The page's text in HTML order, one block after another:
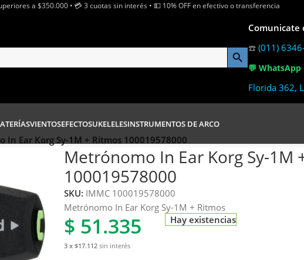
a $350.000 • 💳 3 cuotas sin interés • 💵 10% OFF en efectivo o transferencia
Comunicate
☎️ (011)
💬 WhatsApp
Florida 362,
VIENTOSEFECTOSUKELELESINSTRUMENTOS DE ARCO
In Ear Korg Sy-1M + Ritmos 100019578000
Metrónomo In Ear Korg Sy-1M
100019578000
SKU: IMMC 100019578000
Metrónomo In Ear Korg Sy-1M + Ritmos
$ 51.335
3 x $17.112 sin interés
Hay existencias